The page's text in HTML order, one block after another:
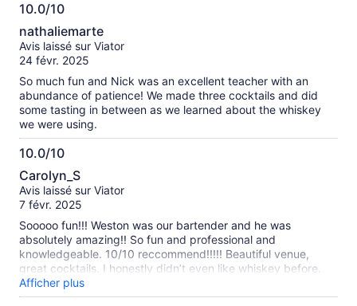
10.0/10
10.0
sur
10
nathaliemarte
Avis laissé sur Viator
24 févr. 2025
So much fun and Nick was an excellent teacher with an
abundance of patience! We made three cocktails and did
some tasting in between as we learned about the whiskey
we were using.
10.0/10
10.0
sur
10
Carolyn_S
Avis laissé sur Viator
7 févr. 2025
Sooooo fun!!! Weston was our bartender and he was
absolutely amazing!! So fun and professional and
knowledgeable. 10/10 reccommend!!!!! Beautiful venue,
great cocktails. I honestly didn’t even like whiskey before.
I’m a fan now!
Afficher plus